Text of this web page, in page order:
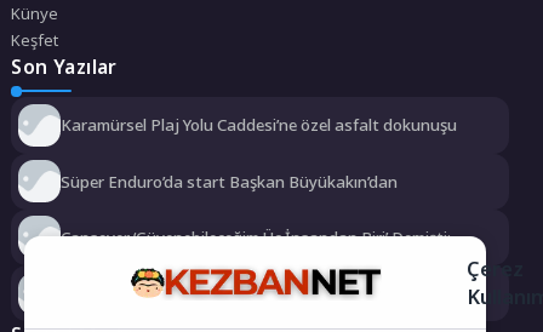
Künye
Keşfet
Son Yazılar
Karamürsel Plaj Yolu Caddesi’ne özel asfalt dokunuşu
Süper Enduro’da start Başkan Büyükakın’dan
Cansever ‘Güvenebileceğim Üç İnsandan Biri’ Demişti:
Büyükşehir, çocukları afetlere karşı bilinçlendiriyor
Çerez